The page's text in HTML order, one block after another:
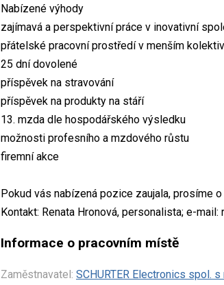
Nabízené výhody
zajímavá a perspektivní práce v inovativní
přátelské pracovní prostředí v menším
25 dní dovolené
příspěvek na stravování
příspěvek na produkty na stáří
13. mzda dle hospodářského výsledku
možnosti profesního a mzdového růstu
firemní akce
Pokud vás nabízená pozice zaujala, prosíme
Kontakt: Renata Hronová, personalista; e-
Informace o pracovním místě
Zaměstnavatel: SCHURTER Electronics spol. s